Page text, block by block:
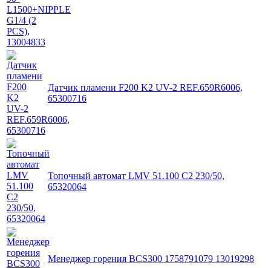
Датчик пламени F200 K2 UV-2 REF.659R6006,
65300716
Топочный автомат LMV 51.100 C2 230/50,
65320064
Менеджер горения BCS300 1758791079 13019298